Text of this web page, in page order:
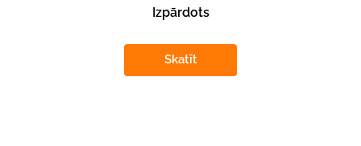
Izpārdots
Skatīt